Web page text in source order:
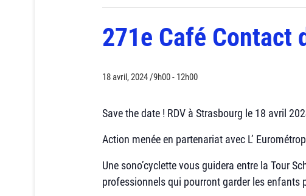
271e Café Contact
18 avril, 2024 /9h00- 12h00
Save the date ! RDV à Strasbourg le 18 avril
Action menée en partenariat avec L’
Une sono’cyclette vous guidera entre la Tour
professionnels qui pourront garder les enfants